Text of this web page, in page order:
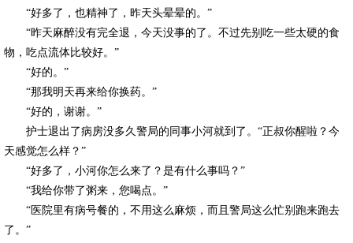
“好多了，也精神了，昨天头晕晕的。”
“昨天麻醉没有完全退，今天没事的了。不过先别吃一些太硬的食
物，吃点流体比较好。”
“好的。”
“那我明天再来给你换药。”
“好的，谢谢。”
护士退出了病房没多久警局的同事小河就到了。“正叔你醒啦？今
天感觉怎么样？”
“好多了，小河你怎么来了？是有什么事吗？”
“我给你带了粥来，您喝点。”
“医院里有病号餐的，不用这么麻烦，而且警局这么忙别跑来跑去
了。”